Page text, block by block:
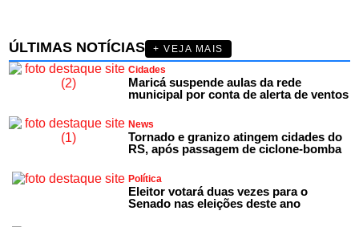
ÚLTIMAS NOTÍCIAS
+ VEJA MAIS
Cidades
Maricá suspende aulas da rede
municipal por conta de alerta de ventos
News
Tornado e granizo atingem cidades do
RS, após passagem de ciclone-bomba
Política
Eleitor votará duas vezes para o
Senado nas eleições deste ano